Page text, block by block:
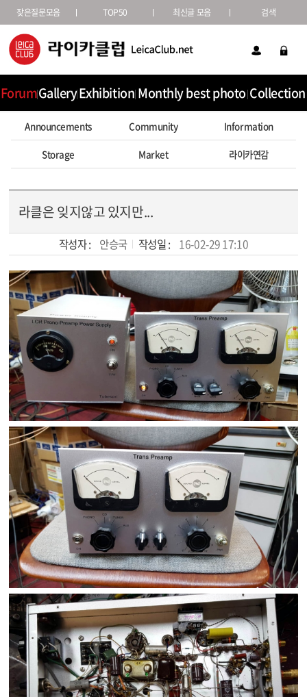
잦은질문모음 TOP50 최신글 모음 검색
ForumGalleryExhibition Monthly best photo Collection
Announcements Community Information
Storage Market 라이카연감
라클은 잊지않고 있지만...
작성자 : 안승국 작성일 : 16-02-29 17:10
본문